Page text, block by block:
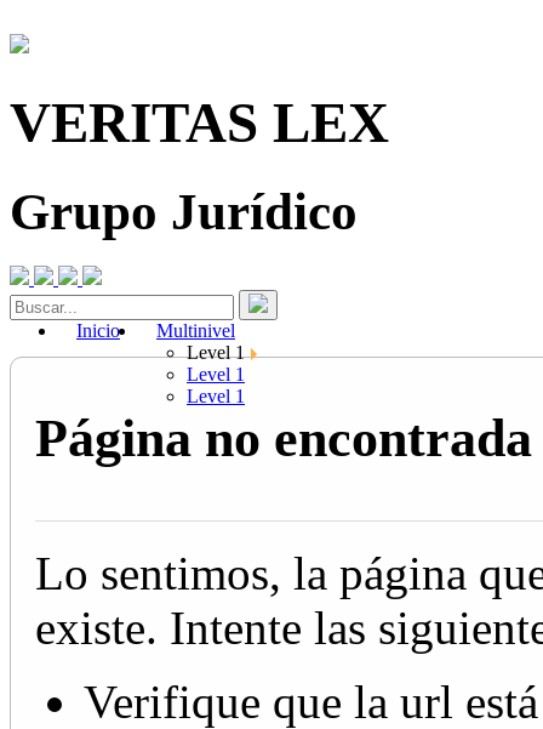
VERITAS LEX
Grupo Jurídico
Inicio
Multinivel
Level 1
Level 1
Level 1
Página no encontrada
Lo sentimos, la página
existe. Intente las
Verifique que la url